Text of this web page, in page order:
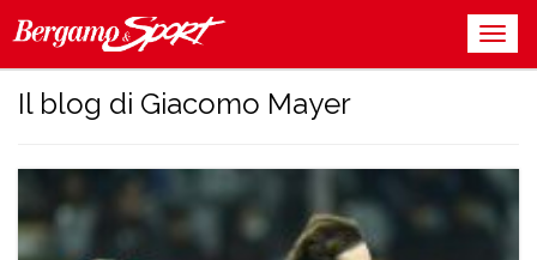
Il blog di Giacomo Mayer